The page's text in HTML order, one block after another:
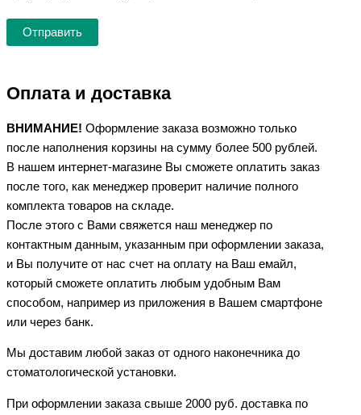
Оплата и доставка
ВНИМАНИЕ! Оформление заказа возможно только
после наполнения корзины на сумму более 500 рублей.
В нашем интернет-магазине Вы сможете оплатить заказ
после того, как менеджер проверит наличие полного
комплекта товаров на складе.
После этого с Вами свяжется наш менеджер по
контактным данным, указанным при оформлении заказа,
и Вы получите от нас счет на оплату на Ваш емайл,
который сможете оплатить любым удобным Вам
способом, например из приложения в Вашем смартфоне
или через банк.
Мы доставим любой заказ от одного наконечника до
стоматологической установки.
При оформлении заказа свыше 2000 руб. доставка по